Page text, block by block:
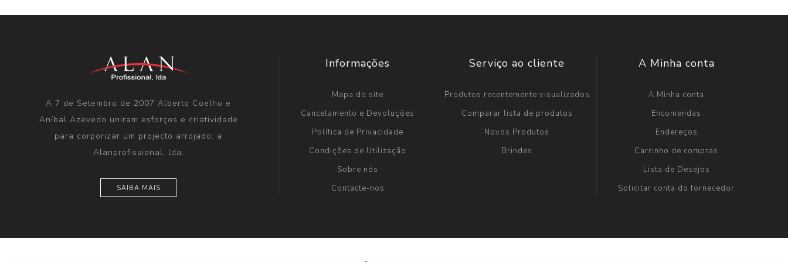
A 7 de Setembro de 2007 Alberto Coelho e
Aníbal Azevedo uniram esforços e criatividade
para corporizar um projecto arrojado: a
Alanprofissional, lda.
SAIBA MAIS
Informações
Mapa do site
Cancelamento e Devoluções
Política de Privacidade
Condições de Utilização
Sobre nós
Contacte-nos
Serviço ao cliente
Produtos recentemente visualizados
Comparar lista de produtos
Novos Produtos
Brindes
A Minha conta
A Minha conta
Encomendas
Endereços
Carrinho de compras
Lista de Desejos
Solicitar conta do fornecedor